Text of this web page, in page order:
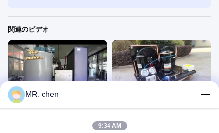
関連のビデオ
薄氷を作る機械
December 06, 2023
MR. chen
9:34 AM